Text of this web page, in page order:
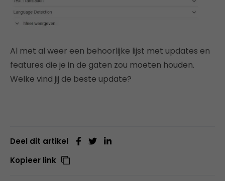
Al met al weer een behoorlijke lijst met updates en
features die je in de gaten zou moeten houden.
Welke vind jij de beste update?
Deel dit artikel
Kopieer link